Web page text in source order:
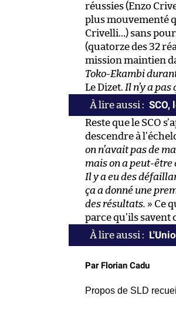
réussies (Enzo
plus mouvementé
Crivelli…) sans
(quatorze des 32
mission maintien
Toko-Ekambi
Le Dizet. Il n’y a
SCO,
Reste que le SCO
descendre à
on n’avait pas de
mais on a peut-être
Il y a eu des
ça a donné une
des résultats. » Ce
parce qu’ils
Par Florian Cadu
Propos de SLD